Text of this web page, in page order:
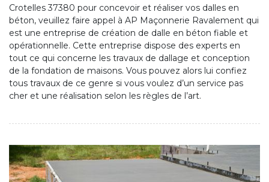
Crotelles 37380 pour concevoir et réaliser vos dalles en
béton, veuillez faire appel à AP Maçonnerie Ravalement qui
est une entreprise de création de dalle en béton fiable et
opérationnelle. Cette entreprise dispose des experts en
tout ce qui concerne les travaux de dallage et conception
de la fondation de maisons. Vous pouvez alors lui confiez
tous travaux de ce genre si vous voulez d’un service pas
cher et une réalisation selon les règles de l’art.